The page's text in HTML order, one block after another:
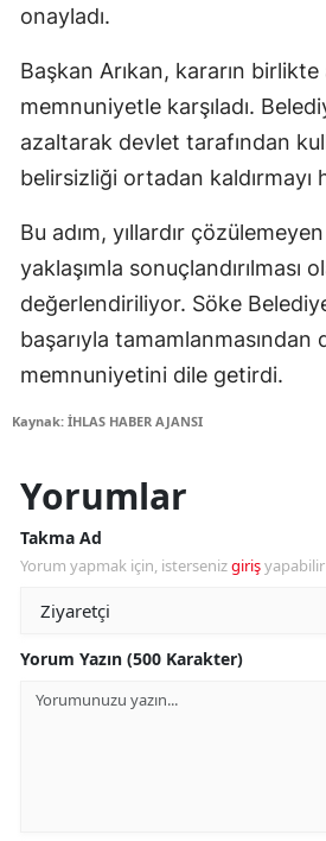
onayladı.
Başkan Arıkan, kararın birlikte
memnuniyetle karşıladı.
azaltarak devlet tarafından
belirsizliği ortadan kaldırmayı
Bu adım, yıllardır
yaklaşımla sonuçlandırılması
değerlendiriliyor. Söke
başarıyla tamamlanmasından
memnuniyetini dile getirdi.
Kaynak: İHLAS HABER AJANSI
Yorumlar
Takma Ad
Yorum yapmak için, istersenizgiriş
Yorum Yazın (500 Karakter)